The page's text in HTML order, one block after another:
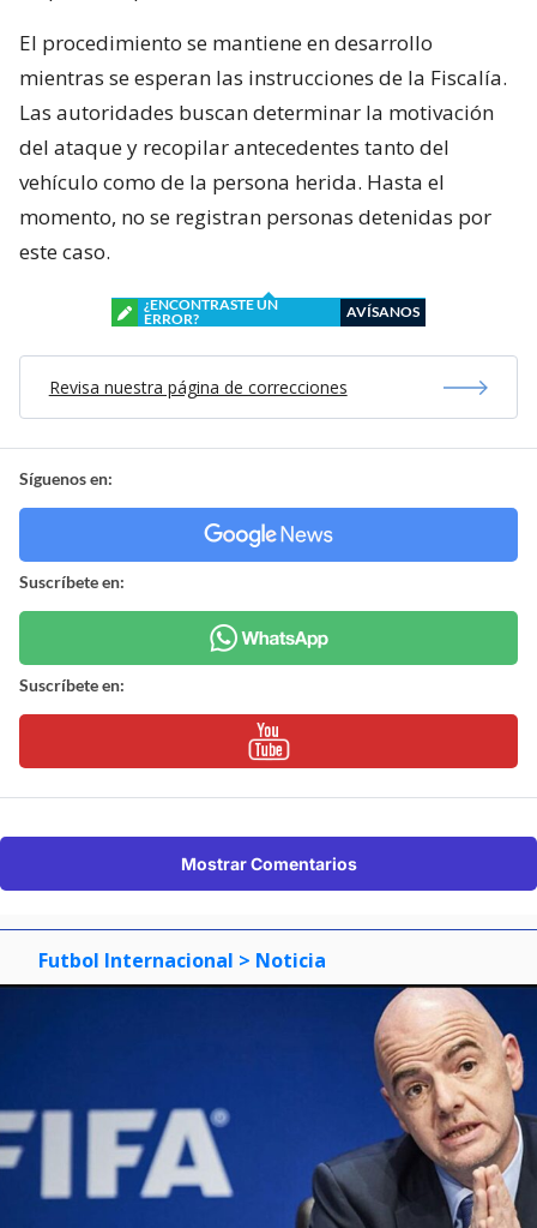
El procedimiento se mantiene en desarrollo
mientras se esperan las instrucciones de la Fiscalía.
Las autoridades buscan determinar la motivación
del ataque y recopilar antecedentes tanto del
vehículo como de la persona herida. Hasta el
momento, no se registran personas detenidas por
este caso.
¿ENCONTRASTE UN
ERROR?
AVÍSANOS
Revisa nuestra página de correcciones
Síguenos en:
Suscríbete en:
Suscríbete en:
Mostrar Comentarios
Futbol Internacional > Noticia